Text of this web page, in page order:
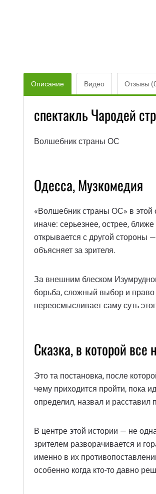
Описание Видео Отзывы
спектакль Чародей
Волшебник страны ОС
Одесса, Музкомедия
«Волшебник страны ОС» в этой
иначе: серьезнее, острее,
открывается с другой стороны
объясняет за зрителя.
За внешним блеском
борьба, сложный выбор и право
переосмысливает саму суть
Сказка, в которой все
Это та постановка, после
чему приходится пройти, пока
определил, назвал и расставил
В центре этой истории — не
зрителем разворачивается и
именно в их
особенно когда кто-то давно